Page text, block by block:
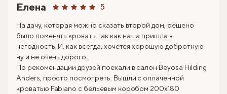
Елена 5
На дачу, которая можно сказать второй дом, решено
было поменять кровать так как наша пришла в
негодность. И, как всегда, хочется хорошую добротную
ну и не очень дорого.
По рекомендации друзей поехали в салон Beyosa Hilding
Anders, просто посмотреть. Вышли с оплаченной
кроватью Fabiano с бельевым коробом 200х180.